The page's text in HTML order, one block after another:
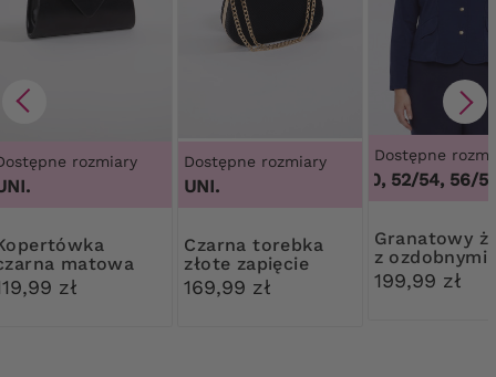
rozmiary
matowa
zł
Dostępne rozmiary
UNI.
Czarna torebka
złote zapięcie
169,99 zł
Dostępne
48/50, 52/54, 56/
Granatowy żakiet
z ozdobnymi
guzikami
199,99 zł